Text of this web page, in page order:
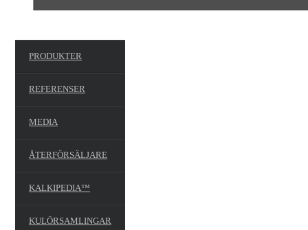
PRODUKTER
REFERENSER
MEDIA
ÅTERFÖRSÄLJARE
KALKIPEDIA™
KULÖRSAMLINGAR